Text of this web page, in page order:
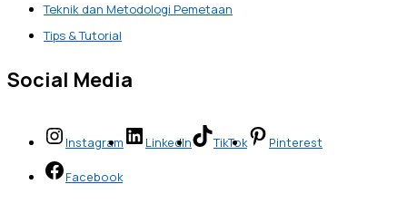
Teknik dan Metodologi Pemetaan
Tips & Tutorial
Social Media
Instagram LinkedIn TikTok Pinterest
Facebook